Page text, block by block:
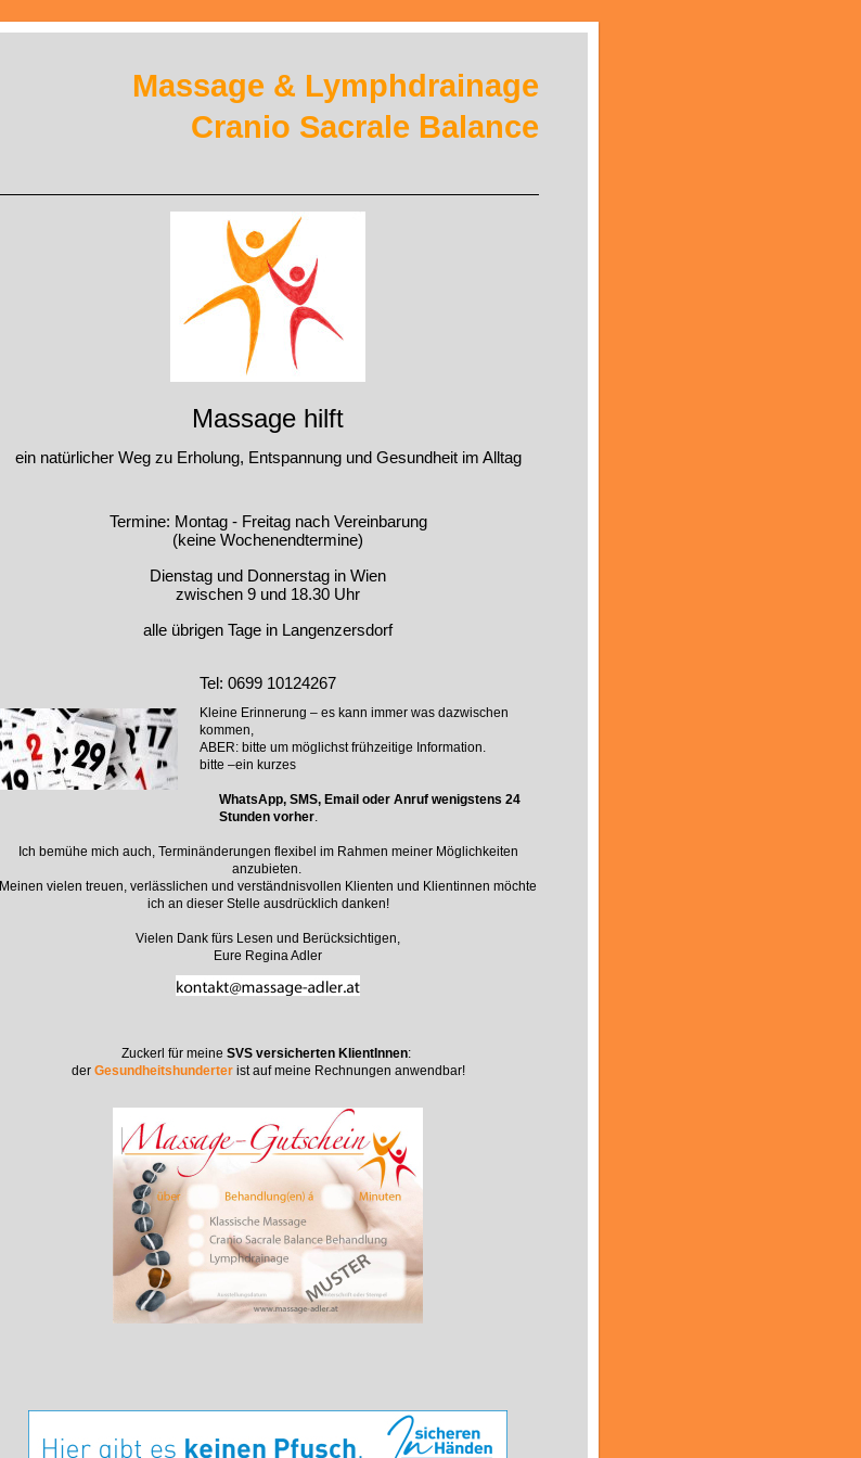
Massage & Lymphdrainage
Cranio Sacrale Balance
Massage hilft
ein natürlicher Weg zu Erholung, Entspannung und Gesundheit im Alltag
Termine: Montag - Freitag nach Vereinbarung
(keine Wochenendtermine)
Dienstag und Donnerstag in Wien
zwischen 9 und 18.30 Uhr
alle übrigen Tage in Langenzersdorf
Tel: 0699 10124267
Kleine Erinnerung – es kann immer was dazwischen
kommen,
ABER: bitte um möglichst frühzeitige Information.
bitte –ein kurzes
WhatsApp, SMS, Email oder Anruf wenigstens 24
Stunden vorher.
Ich bemühe mich auch, Terminänderungen flexibel im Rahmen meiner Möglichkeiten
anzubieten.
Meinen vielen treuen, verlässlichen und verständnisvollen Klienten und Klientinnen möchte
ich an dieser Stelle ausdrücklich danken!
Vielen Dank fürs Lesen und Berücksichtigen,
Eure Regina Adler
Zuckerl für meine SVS versicherten KlientInnen:
der Gesundheitshunderterist auf meine Rechnungen anwendbar!